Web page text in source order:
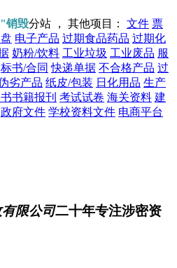
销毁分站 ， 其他项目： 文件 票
电子产品 过期食品药品 过期化
奶粉/饮料 工业垃圾 工业废品 服
标书/合同 快递单据 不合格产品 过
劣产品 纸皮/包装 日化用品 生产
书籍报刊 考试试卷 海关资料 建
政府文件 学校资料文件 电商平台
限公司二十年专注涉密资